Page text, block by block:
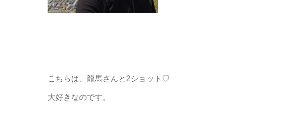
こちらは、龍馬さんと2ショット♡
大好きなのです。